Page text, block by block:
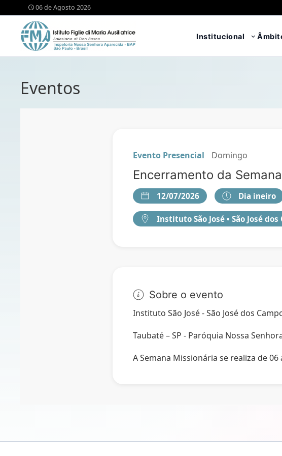
06 de Agosto 2026
Institucional
Eventos
Evento Presencial Domingo
Encerramento da
12/07/2026 Dia ineiro
Instituto São José • São José dos
Sobre o evento
Instituto São José - São José dos
Taubaté – SP - Paróquia Nossa
A Semana Missionária se realiza de